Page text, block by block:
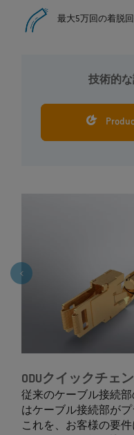
ODUクイックチェ
従来のケーブル接続
はケーブル接続部が
これを、お客様の要
最大5万回の着脱
技術的